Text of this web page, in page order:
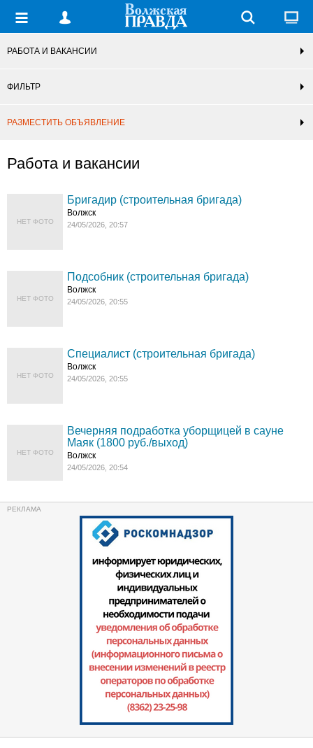
РАБОТА И ВАКАНСИИ
ФИЛЬТР
РАЗМЕСТИТЬ ОБЪЯВЛЕНИЕ
Работа и вакансии
НЕТ ФОТО
Бригадир (строительная бригада)
Волжск
24/05/2026, 20:57
НЕТ ФОТО
Подсобник (строительная бригада)
Волжск
24/05/2026, 20:55
НЕТ ФОТО
Специалист (строительная бригада)
Волжск
24/05/2026, 20:55
НЕТ ФОТО
Вечерняя подработка уборщицей в сауне
Маяк (1800 руб./выход)
Волжск
24/05/2026, 20:54